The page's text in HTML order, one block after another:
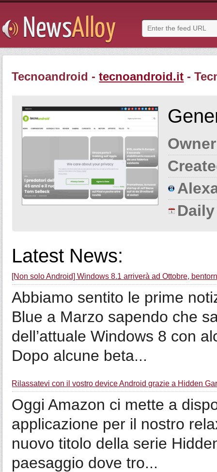
Tecnoandroid -tecnoandroid.it -
Latest News:
[Non solo Android] Windows 8.1 arriverà ad Ottobre,
Abbiamo sentito le prime
Blue a Marzo sapendo che
dell’attuale Windows 8 con
Dopo alcune beta...
Rilassatevi con il vostro device Android grazie a Hidden
Oggi Amazon ci mette a
applicazione per il nostro
nuovo titolo della serie
paesaggio dove tro...